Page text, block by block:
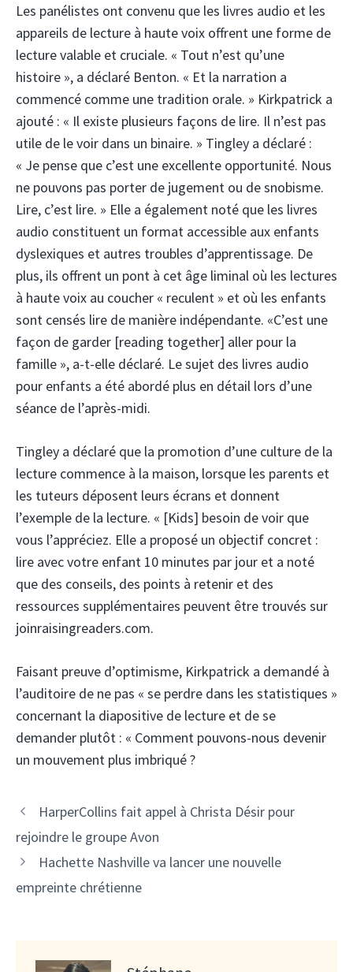
Les panélistes ont convenu que les livres audio et les
appareils de lecture à haute voix offrent une forme de
lecture valable et cruciale. « Tout n’est qu’une
histoire », a déclaré Benton. « Et la narration a
commencé comme une tradition orale. » Kirkpatrick a
ajouté : « Il existe plusieurs façons de lire. Il n’est pas
utile de le voir dans un binaire. » Tingley a déclaré :
« Je pense que c’est une excellente opportunité. Nous
ne pouvons pas porter de jugement ou de snobisme.
Lire, c’est lire. » Elle a également noté que les livres
audio constituent un format accessible aux enfants
dyslexiques et autres troubles d’apprentissage. De
plus, ils offrent un pont à cet âge liminal où les lectures
à haute voix au coucher « reculent » et où les enfants
sont censés lire de manière indépendante. «C’est une
façon de garder [reading together] aller pour la
famille », a-t-elle déclaré. Le sujet des livres audio
pour enfants a été abordé plus en détail lors d’une
séance de l’après-midi.
Tingley a déclaré que la promotion d’une culture de la
lecture commence à la maison, lorsque les parents et
les tuteurs déposent leurs écrans et donnent
l’exemple de la lecture. « [Kids] besoin de voir que
vous l’appréciez. Elle a proposé un objectif concret :
lire avec votre enfant 10 minutes par jour et a noté
que des conseils, des points à retenir et des
ressources supplémentaires peuvent être trouvés sur
joinraisingreaders.com.
Faisant preuve d’optimisme, Kirkpatrick a demandé à
l’auditoire de ne pas « se perdre dans les statistiques »
concernant la diapositive de lecture et de se
demander plutôt : « Comment pouvons-nous devenir
un mouvement plus imbriqué ?
HarperCollins fait appel à Christa Désir pour
rejoindre le groupe Avon
Hachette Nashville va lancer une nouvelle
empreinte chrétienne